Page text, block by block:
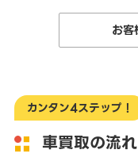
お客
カンタン4ステップ！
車買取の流れ